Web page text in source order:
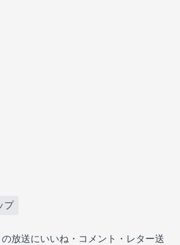
プ
放送にいいね・コメント・レター送